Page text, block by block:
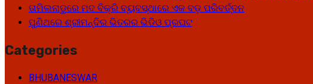
ତାମିଲନାଡୁରେ ମଦ ବିକ୍ରି ବ୍ୟବସ୍ଥାରେ ଏକ ବଡ଼ ପରିବର୍ତ୍ତନ
ପୁଣିଥରେ ଶ୍ରୀମନ୍ଦିର ଭିତରର ଭିଡିଓ ପ୍ରଘଟ
Categories
BHUBANESWAR